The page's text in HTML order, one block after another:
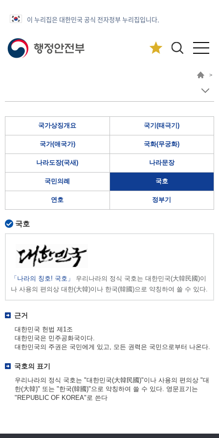
이 누리집은 대한민국 공식 전자정부 누리집입니다.
>
국가상징개요 국기(태극기)
국가(애국가) 국화(무궁화)
나라도장(국새) 나라문장
국민의례 국호
연호 정부기
국호
「나라의 칭호! 국호」
우리나라의 정식 국호는 대한민국(大韓民國)이
나 사용의 편의상 대한(大韓)이나 한국(韓國)으로 약칭하여 쓸 수 있다.
근거
대한민국 헌법 제1조
대한민국은 민주공화국이다.
대한민국의 주권은 국민에게 있고, 모든 권력은 국민으로부터 나온다.
국호의 표기
우리나라의 정식 국호는 "대한민국(大韓民國)"이나 사용의 편의상 "대
한(大韓)" 또는 "한국(韓國)"으로 약칭하여 쓸 수 있다. 영문표기는
"REPUBLIC OF KOREA"로 쓴다